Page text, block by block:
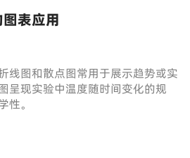
表应用
线图和散点图常用于展示趋势或实
呈现实验中温度随时间变化的规
性。